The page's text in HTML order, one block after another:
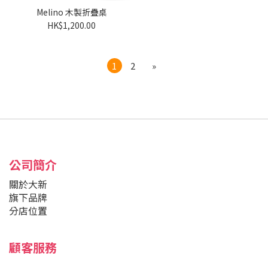
Melino 木製折疊桌
HK$1,200.00
1 2 »
公司簡介
關於大新
旗下品牌
分店位置
顧客服務